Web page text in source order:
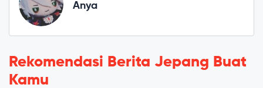
Anya
Rekomendasi Berita Jepang Buat
Kamu